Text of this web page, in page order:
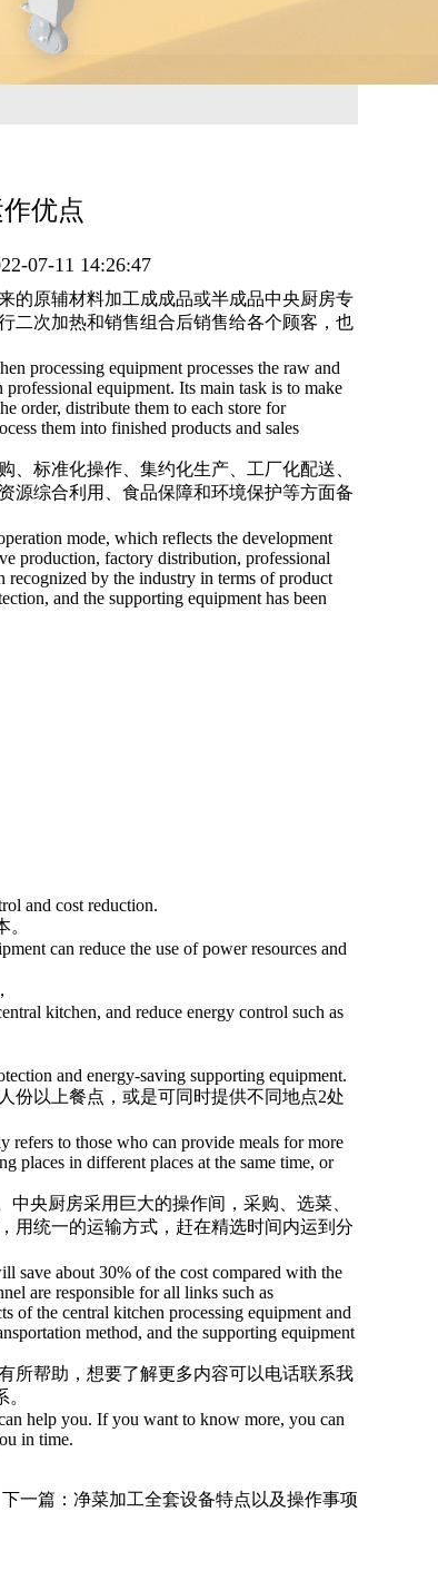
优点
07-11 14:26:47
的原辅材料加工成成品或半成品中央厨房专
二次加热和销售组合后销售给各个顾客，也
processing equipment processes the raw and
equipment. Its main task is to make
order, distribute them to each store for
them into finished products and sales
标准化操作、集约化生产、工厂化配送、
源综合利用、食品保障和环境保护等方面备
mode, which reflects the development
production, factory distribution, professional
recognized by the industry in terms of product
and the supporting equipment has been
and cost reduction.
can reduce the use of power resources and
kitchen, and reduce energy control such as
and energy-saving supporting equipment.
份以上餐点，或是可同时提供不同地点2处
refers to those who can provide meals for more
places in different places at the same time, or
央厨房采用巨大的操作间，采购、选菜、
用统一的运输方式，赶在精选时间内运到分
save about 30% of the cost compared with the
are responsible for all links such as
of the central kitchen processing equipment and
method, and the supporting equipment
所帮助，想要了解更多内容可以电话联系我
help you. If you want to know more, you can
in time.
下一篇：净菜加工全套设备特点以及操作事项